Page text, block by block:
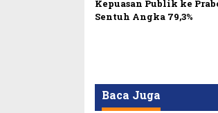
Kepuasan Publik ke
Sentuh Angka 79,3%
Baca Juga